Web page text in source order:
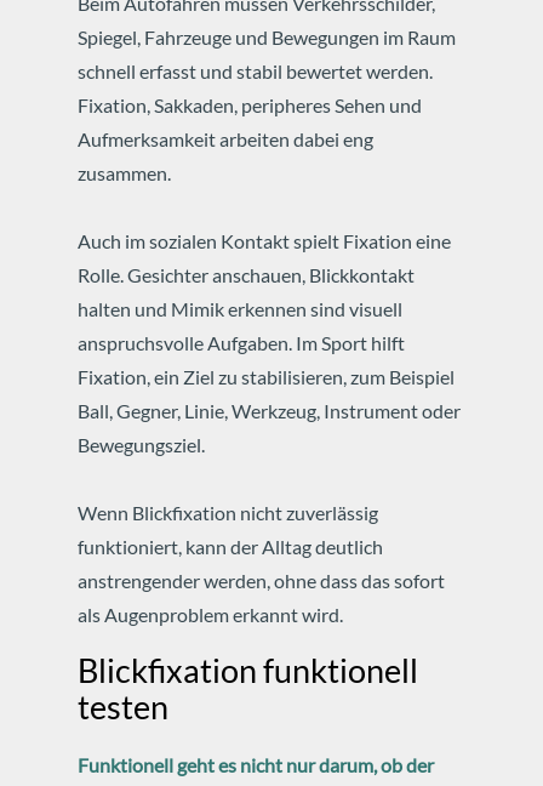
Spiegel, Fahrzeuge und Bewegungen im Raum
schnell erfasst und stabil bewertet werden.
Fixation, Sakkaden, peripheres Sehen und
Aufmerksamkeit arbeiten dabei eng
zusammen.
Auch im sozialen Kontakt spielt Fixation eine
Rolle. Gesichter anschauen, Blickkontakt
halten und Mimik erkennen sind visuell
anspruchsvolle Aufgaben. Im Sport hilft
Fixation, ein Ziel zu stabilisieren, zum Beispiel
Ball, Gegner, Linie, Werkzeug, Instrument oder
Bewegungsziel.
Wenn Blickfixation nicht zuverlässig
funktioniert, kann der Alltag deutlich
anstrengender werden, ohne dass das sofort
als Augenproblem erkannt wird.
Blickfixation funktionell
testen
Funktionell geht es nicht nur darum, ob der